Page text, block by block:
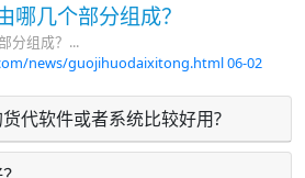
哪几个部分组成？
分组成？...
news/guojihuodaixitong.html06-02
代软件或者系统比较好用?